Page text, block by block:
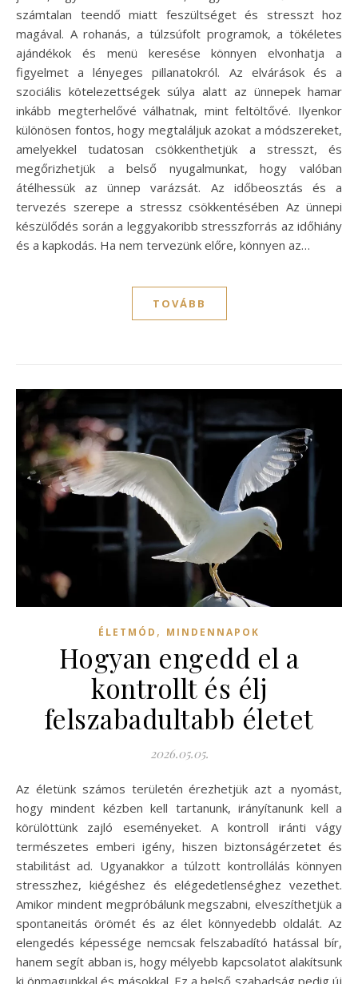
számtalan teendő miatt feszültséget és stresszt hoz
magával. A rohanás, a túlzsúfolt programok, a tökéletes
ajándékok és menü keresése könnyen elvonhatja a
figyelmet a lényeges pillanatokról. Az elvárások és a
szociális kötelezettségek súlya alatt az ünnepek hamar
inkább megterhelővé válhatnak, mint feltöltővé. Ilyenkor
különösen fontos, hogy megtaláljuk azokat a módszereket,
amelyekkel tudatosan csökkenthetjük a stresszt, és
megőrizhetjük a belső nyugalmunkat, hogy valóban
átélhessük az ünnep varázsát. Az időbeosztás és a
tervezés szerepe a stressz csökkentésében Az ünnepi
készülődés során a leggyakoribb stresszforrás az időhiány
és a kapkodás. Ha nem tervezünk előre, könnyen az…
TOVÁBB
ÉLETMÓD , MINDENNAPOK
Hogyan engedd el a
kontrollt és élj
felszabadultabb életet
2026.05.05.
Az életünk számos területén érezhetjük azt a nyomást,
hogy mindent kézben kell tartanunk, irányítanunk kell a
körülöttünk zajló eseményeket. A kontroll iránti vágy
természetes emberi igény, hiszen biztonságérzetet és
stabilitást ad. Ugyanakkor a túlzott kontrollálás könnyen
stresszhez, kiégéshez és elégedetlenséghez vezethet.
Amikor mindent megpróbálunk megszabni, elveszíthetjük a
spontaneitás örömét és az élet könnyedebb oldalát. Az
elengedés képessége nemcsak felszabadító hatással bír,
hanem segít abban is, hogy mélyebb kapcsolatot alakítsunk
ki önmagunkkal és másokkal. Ez a belső szabadság pedig új